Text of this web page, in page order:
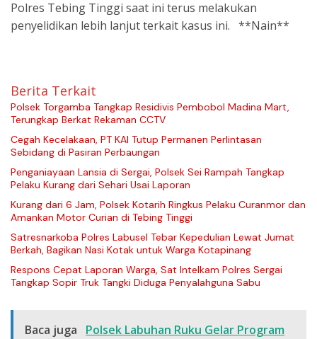
Polres Tebing Tinggi saat ini terus melakukan
penyelidikan lebih lanjut terkait kasus ini. **Nain**
Berita Terkait
Polsek Torgamba Tangkap Residivis Pembobol Madina Mart,
Terungkap Berkat Rekaman CCTV
Cegah Kecelakaan, PT KAI Tutup Permanen Perlintasan
Sebidang di Pasiran Perbaungan
Penganiayaan Lansia di Sergai, Polsek Sei Rampah Tangkap
Pelaku Kurang dari Sehari Usai Laporan
Kurang dari 6 Jam, Polsek Kotarih Ringkus Pelaku Curanmor dan
Amankan Motor Curian di Tebing Tinggi
Satresnarkoba Polres Labusel Tebar Kepedulian Lewat Jumat
Berkah, Bagikan Nasi Kotak untuk Warga Kotapinang
Respons Cepat Laporan Warga, Sat Intelkam Polres Sergai
Tangkap Sopir Truk Tangki Diduga Penyalahguna Sabu
Baca juga
Polsek Labuhan Ruku Gelar Program